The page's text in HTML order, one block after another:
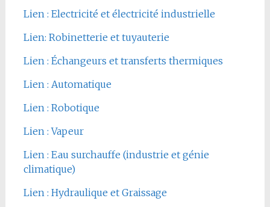
Lien : Electricité et électricité industrielle
Lien: Robinetterie et tuyauterie
Lien : Échangeurs et transferts thermiques
Lien : Automatique
Lien : Robotique
Lien : Vapeur
Lien : Eau surchauffe (industrie et génie
climatique)
Lien : Hydraulique et Graissage